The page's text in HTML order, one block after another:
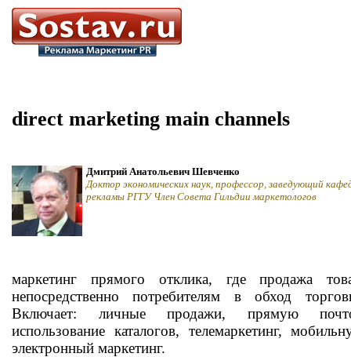
direct marketing main channels
Дмитрий Анатольевич Шевченко
Доктор экономических наук, профессор, заведующий
рекламы РГГУ Член Совета Гильдии маркетологов
маркетинг прямого отклика, где продажа
непосредственно потребителям в обход
Включает: личные продажи, прямую
использование каталогов, телемаркетинг,
электронный маркетинг.